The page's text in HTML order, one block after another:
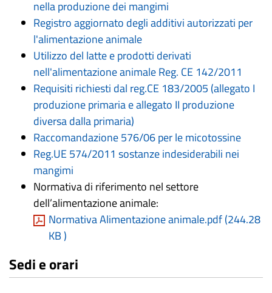
nella produzione dei mangimi
Registro aggiornato degli additivi autorizzati per
l'alimentazione animale
Utilizzo del latte e prodotti derivati
nell'alimentazione animaleReg. CE 142/2011
Requisiti richiesti dal reg.CE 183/2005 (allegato I
produzione primariae allegato II produzione
diversa dalla primaria)
Raccomandazione 576/06 per le micotossine
Reg.UE 574/2011 sostanze indesiderabili nei
mangimi
Normativa di riferimento nel settore
dell’alimentazione animale:
Normativa Alimentazione animale.pdf (244.28
KB)
Sedi e orari